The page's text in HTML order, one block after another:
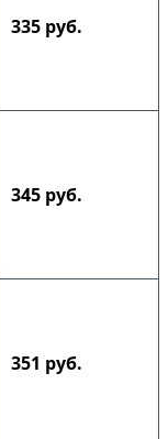
335 руб.
345 руб.
351 руб.